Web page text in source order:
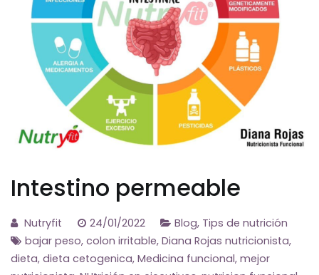
Intestino permeable
Nutryfit 24/01/2022 Blog, Tips de nutrición
bajar peso, colon irritable, Diana Rojas nutricionista,
dieta, dieta cetogenica, Medicina funcional, mejor